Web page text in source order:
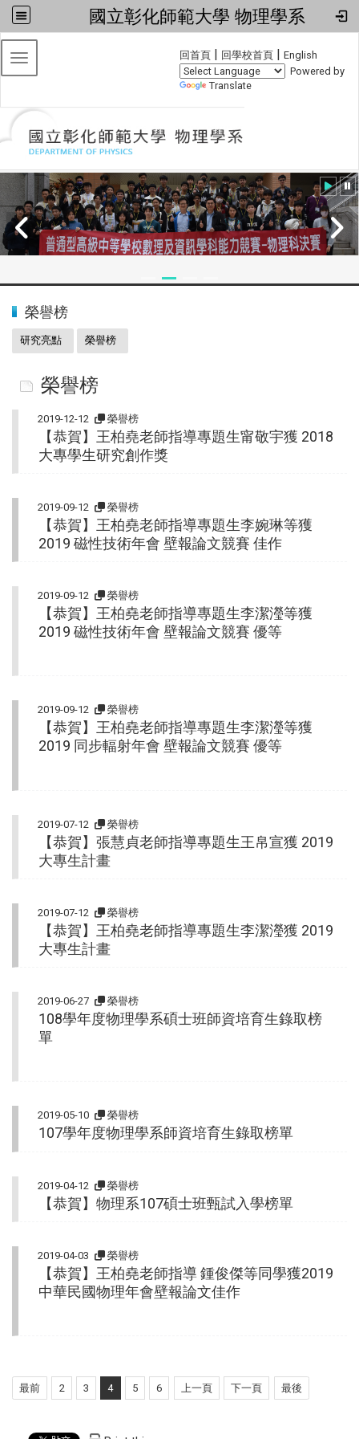
國立彰化師範大學 物理學系
回首頁 | 回學校首頁 | English
Powered by
Translate
Toggle navigation
榮譽榜
研究亮點 榮譽榜
榮譽榜
2019-12-12 榮譽榜
【恭賀】王柏堯老師指導專題生甯敬宇獲 2018
大專學生研究創作獎
2019-09-12 榮譽榜
【恭賀】王柏堯老師指導專題生李婉琳等獲
2019 磁性技術年會 壁報論文競賽 佳作
2019-09-12 榮譽榜
【恭賀】王柏堯老師指導專題生李潔瀅等獲
2019 磁性技術年會 壁報論文競賽 優等
2019-09-12 榮譽榜
【恭賀】王柏堯老師指導專題生李潔瀅等獲
2019 同步輻射年會 壁報論文競賽 優等
2019-07-12 榮譽榜
【恭賀】張慧貞老師指導專題生王帛宣獲 2019
大專生計畫
2019-07-12 榮譽榜
【恭賀】王柏堯老師指導專題生李潔瀅獲 2019
大專生計畫
2019-06-27 榮譽榜
108學年度物理學系碩士班師資培育生錄取榜
單
2019-05-10 榮譽榜
107學年度物理學系師資培育生錄取榜單
2019-04-12 榮譽榜
【恭賀】物理系107碩士班甄試入學榜單
2019-04-03 榮譽榜
【恭賀】王柏堯老師指導 鍾俊傑等同學獲2019
中華民國物理年會壁報論文佳作
最前 2 3 4 5 6 上一頁 下一頁 最後